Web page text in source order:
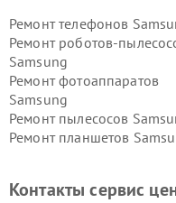
Ремонт телефонов
Ремонт роботов-
Samsung
Ремонт фотоаппаратов
Samsung
Ремонт пылесосов
Ремонт планшетов
Контакты сервис